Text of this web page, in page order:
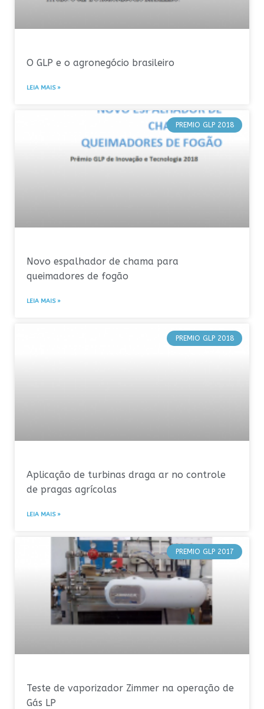
O GLP e o agronegócio brasileiro
LEIA MAIS »
PREMIO GLP 2018
Novo espalhador de chama para
queimadores de fogão
LEIA MAIS »
PREMIO GLP 2018
Aplicação de turbinas draga ar no controle
de pragas agrícolas
LEIA MAIS »
PREMIO GLP 2017
Teste de vaporizador Zimmer na operação de
Gás LP